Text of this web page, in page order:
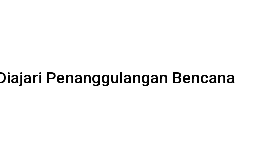
Penanggulangan Bencana